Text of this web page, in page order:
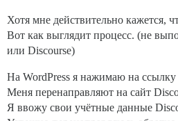
Хотя мне действительно кажется,
Вот как выглядит процесс. (не
или Discourse)
На WordPress я нажимаю на ссылку
Меня перенаправляют на сайт
Я ввожу свои учётные данные